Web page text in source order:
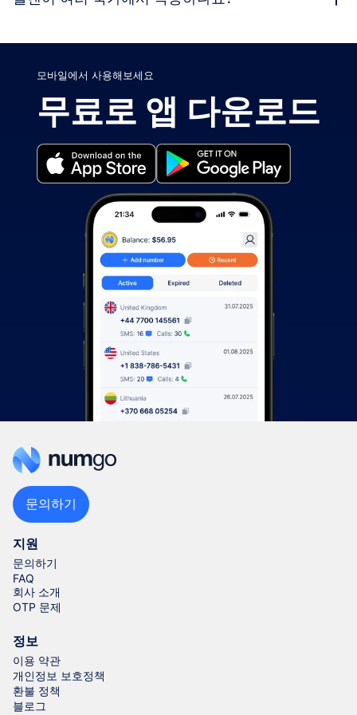
모바일에서 사용해보세요
무료로 앱 다운로드
지원
문의하기
FAQ
회사 소개
OTP 문제
정보
이용 약관
개인정보 보호정책
환불 정책
블로그
문의하기